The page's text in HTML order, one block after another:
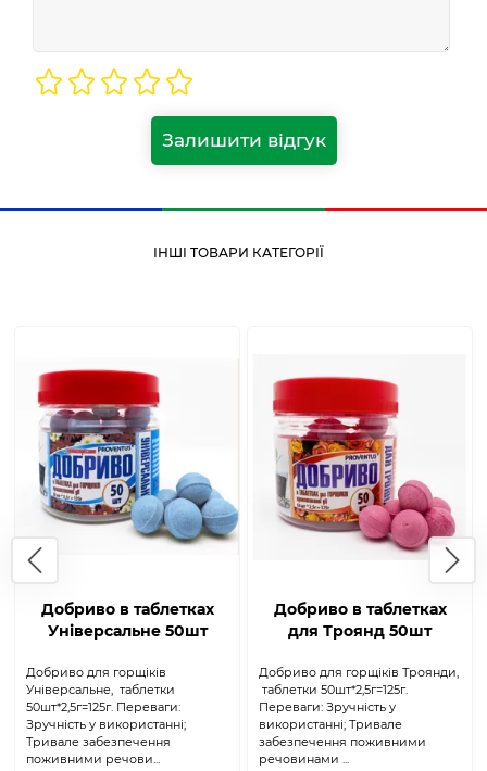
Залишити відгук
ІНШІ ТОВАРИ КАТЕГОРІЇ
Добриво в таблетках
Універсальне 50шт
Добриво для горщіків
Універсальне, таблетки
50шт*2,5г=125г. Переваги:
Зручність у використанні;
Тривале забезпечення
поживними речови...
Добриво в таблетках
для Троянд 50шт
Добриво для горщіків Троянди,
таблетки 50шт*2,5г=125г.
Переваги: Зручність у
використанні; Тривале
забезпечення поживними
речовинами ...